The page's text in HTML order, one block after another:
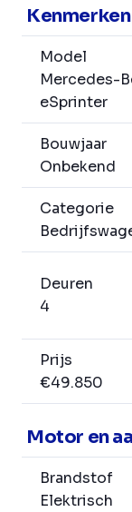
Kenmerken
Model
Mercedes-
eSprinter
Bouwjaar
Onbekend
Categorie
Deuren
4
Prijs
€49.850
Motor en
Brandstof
Elektrisch